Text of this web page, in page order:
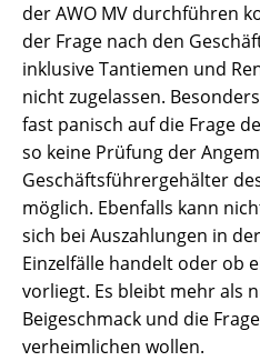
der AWO MV durchführen
der Frage nach den
inklusive Tantiemen und
nicht zugelassen.
fast panisch auf die Frage
so keine Prüfung der
Geschäftsführergehälter
möglich. Ebenfalls kann
sich bei Auszahlungen in
Einzelfälle handelt oder ob
vorliegt. Es bleibt mehr als
Beigeschmack und die
verheimlichen wollen.